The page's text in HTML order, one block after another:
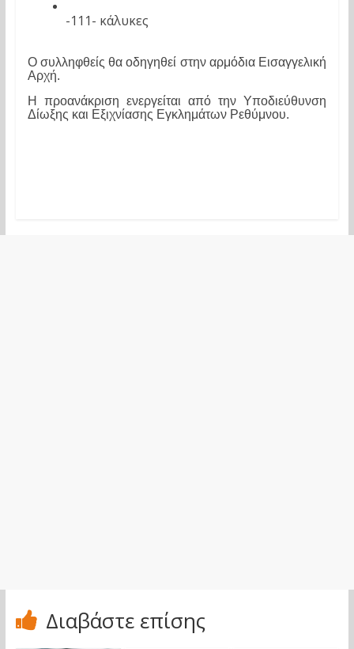
-111- κάλυκες
Ο συλληφθείς θα οδηγηθεί στην αρμόδια Εισαγγελική
Αρχή.
Η προανάκριση ενεργείται από την Υποδιεύθυνση
Δίωξης και Εξιχνίασης Εγκλημάτων Ρεθύμνου.
Διαβάστε επίσης